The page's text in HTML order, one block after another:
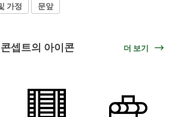
가정 문앞
셉트의 아이콘 더 보기